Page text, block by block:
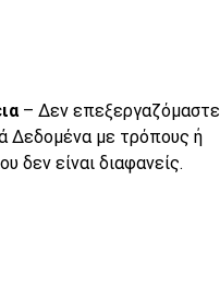
– Δεν επεξεργαζόμαστε
Δεδομένα με τρόπους ή
δεν είναι διαφανείς.